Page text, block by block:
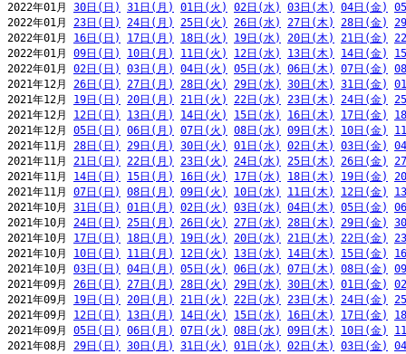
2022年01月 30日(日) 31日(月) 01日(火) 02日(水) 03日(木) 04日(金)
2022年01月 23日(日) 24日(月) 25日(火) 26日(水) 27日(木) 28日(金)
2022年01月 16日(日) 17日(月) 18日(火) 19日(水) 20日(木) 21日(金)
2022年01月 09日(日) 10日(月) 11日(火) 12日(水) 13日(木) 14日(金)
2022年01月 02日(日) 03日(月) 04日(火) 05日(水) 06日(木) 07日(金)
2021年12月 26日(日) 27日(月) 28日(火) 29日(水) 30日(木) 31日(金)
2021年12月 19日(日) 20日(月) 21日(火) 22日(水) 23日(木) 24日(金)
2021年12月 12日(日) 13日(月) 14日(火) 15日(水) 16日(木) 17日(金)
2021年12月 05日(日) 06日(月) 07日(火) 08日(水) 09日(木) 10日(金)
2021年11月 28日(日) 29日(月) 30日(火) 01日(水) 02日(木) 03日(金)
2021年11月 21日(日) 22日(月) 23日(火) 24日(水) 25日(木) 26日(金)
2021年11月 14日(日) 15日(月) 16日(火) 17日(水) 18日(木) 19日(金)
2021年11月 07日(日) 08日(月) 09日(火) 10日(水) 11日(木) 12日(金)
2021年10月 31日(日) 01日(月) 02日(火) 03日(水) 04日(木) 05日(金)
2021年10月 24日(日) 25日(月) 26日(火) 27日(水) 28日(木) 29日(金)
2021年10月 17日(日) 18日(月) 19日(火) 20日(水) 21日(木) 22日(金)
2021年10月 10日(日) 11日(月) 12日(火) 13日(水) 14日(木) 15日(金)
2021年10月 03日(日) 04日(月) 05日(火) 06日(水) 07日(木) 08日(金)
2021年09月 26日(日) 27日(月) 28日(火) 29日(水) 30日(木) 01日(金)
2021年09月 19日(日) 20日(月) 21日(火) 22日(水) 23日(木) 24日(金)
2021年09月 12日(日) 13日(月) 14日(火) 15日(水) 16日(木) 17日(金)
2021年09月 05日(日) 06日(月) 07日(火) 08日(水) 09日(木) 10日(金)
2021年08月 29日(日) 30日(月) 31日(火) 01日(水) 02日(木) 03日(金)